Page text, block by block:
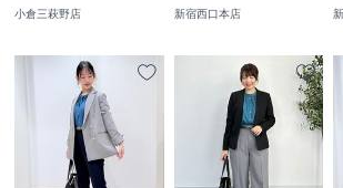
小倉三萩野店
新宿西口本店